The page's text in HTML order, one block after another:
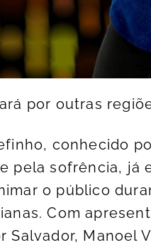
por outras
conhecido
pela sofrência, já
o público
Com
Salvador, Manoel